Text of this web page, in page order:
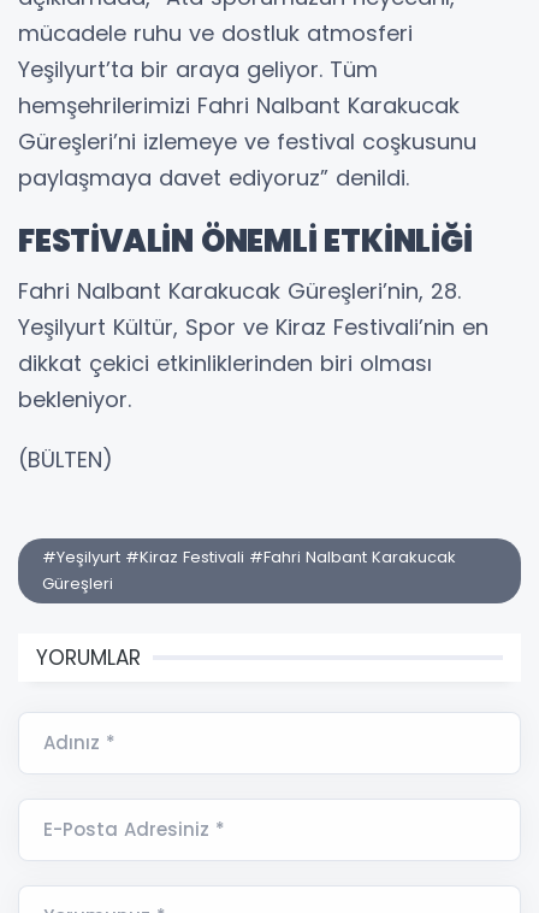
mücadele ruhu ve dostluk atmosferi
Yeşilyurt’ta bir araya geliyor. Tüm
hemşehrilerimizi Fahri Nalbant Karakucak
Güreşleri’ni izlemeye ve festival coşkusunu
paylaşmaya davet ediyoruz” denildi.
FESTİVALİN ÖNEMLİ ETKİNLİĞİ
Fahri Nalbant Karakucak Güreşleri’nin, 28.
Yeşilyurt Kültür, Spor ve Kiraz Festivali’nin en
dikkat çekici etkinliklerinden biri olması
bekleniyor.
(BÜLTEN)
#Yeşilyurt #Kiraz Festivali #Fahri Nalbant Karakucak
Güreşleri
YORUMLAR
Adınız *
E-Posta Adresiniz *